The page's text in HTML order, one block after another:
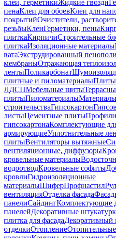
клеи, герметикиЖидкие гвозди
пенаКлеи для обоевКлеи для
покрытийОчистители,
резьбыКлеиГерметики, пены
плиткаКирпичиСтроительные
плиткаИзоляционные материалы
ватаЭкструдированный
мембраныОтражающая
лентыПоликарбонат
плитные и пиломатериалы
ЛДСПМебельные щиты
плитыПиломатериалы
строительстваГипсокартон
листыЦементные плиты
гипсокартонаКомплектующие
армирующиеУплотнительные
плитыВентиляторы вытяжные
вентиляционные, диффузоры
кровельные материалы
водоотводКровельные софиты
кровлиГидроизоляционные
материалыШиферПрофнастил
вентиляцияОтделка фасада
панелиСайдингКомплектующие
панелейДекоративные
плитка для фасадаДекоративный
отделкиОтопление